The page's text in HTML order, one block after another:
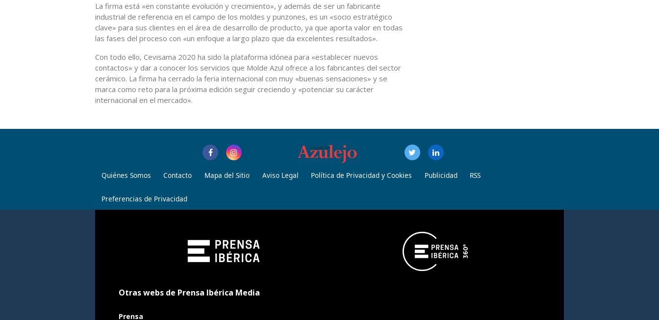
La firma está «en constante evolución y crecimiento», y además de ser un fabricante
industrial de referencia en el campo de los moldes y punzones, es un «socio estratégico
clave» para sus clientes en el área de desarrollo de producto, ya que aporta valor en todas
las fases del proceso con «un enfoque a largo plazo que da excelentes resultados».
Con todo ello, Cevisama 2020 ha sido la plataforma idónea para «establecer nuevos
contactos» y dar a conocer los servicios que Molde Azul ofrece a los fabricantes del sector
cerámico. La firma ha cerrado la feria internacional con muy «buenas sensaciones» y se
marca como reto para la próxima edición seguir creciendo y «potenciar su carácter
internacional en el mercado».
Quiénes Somos Contacto Mapa del Sitio Aviso Legal Política de Privacidad y Cookies Publicidad RSS
Preferencias de Privacidad
Otras webs de Prensa Ibérica Media
Prensa